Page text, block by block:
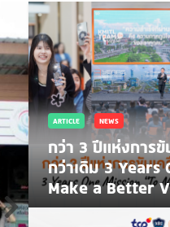
ARTICLE NEWS
กว่า 3 ปีแห่งการ
กว่าเดิม 3 Years
Make a Better